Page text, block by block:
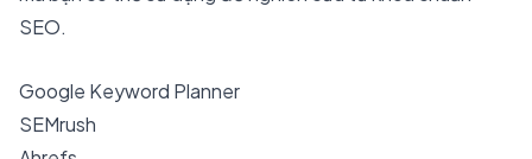
SEO.
Google Keyword Planner
SEMrush